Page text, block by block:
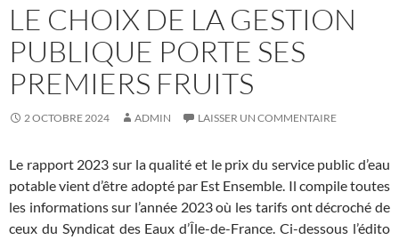
LE CHOIX DE LA GESTION
PUBLIQUE PORTE SES
PREMIERS FRUITS
2 OCTOBRE 2024 ADMIN LAISSER UN COMMENTAIRE
Le rapport 2023 sur la qualité et le prix du service public d’eau
potable vient d’être adopté par Est Ensemble. Il compile toutes
les informations sur l’année 2023 où les tarifs ont décroché de
ceux du Syndicat des Eaux d’Île-de-France. Ci-dessous l’édito